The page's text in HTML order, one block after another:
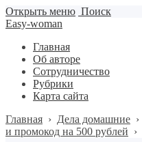
Открыть меню Поиск
Easy-woman
Главная
Об авторе
Сотрудничество
Рубрики
Карта сайта
Главная › Дела домашние ›
и промокод на 500 рублей ›